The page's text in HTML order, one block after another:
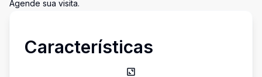
Agende sua visita.
Características